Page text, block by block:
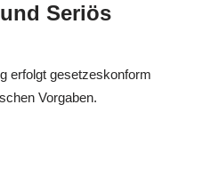
Seriös
erfolgt gesetzeskonform
Vorgaben.